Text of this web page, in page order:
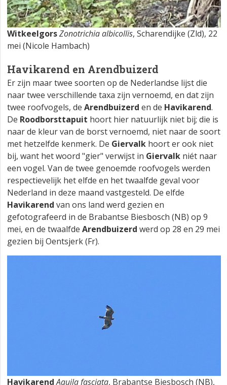
WitkeelgorsZonotrichia albicollis, Scharendijke (Zld), 22
mei (Nicole Hambach)
Havikarend en Arendbuizerd
Er zijn maar twee soorten op de Nederlandse lijst die
naar twee verschillende taxa zijn vernoemd, en dat zijn
twee roofvogels, de Arendbuizerd en de Havikarend.
De Roodborsttapuit hoort hier natuurlijk niet bij; die is
naar de kleur van de borst vernoemd, niet naar de soort
met hetzelfde kenmerk. De Giervalk hoort er ook niet
bij, want het woord "gier" verwijst in Giervalk niét naar
een vogel. Van de twee genoemde roofvogels werden
respectievelijk het elfde en het twaalfde geval voor
Nederland in deze maand vastgesteld. De elfde
Havikarend van ons land werd gezien en
gefotografeerd in de Brabantse Biesbosch (NB) op 9
mei, en de twaalfde Arendbuizerd werd op 28 en 29 mei
gezien bij Oentsjerk (Fr).
Havikarend Aquila fasciata, Brabantse Biesbosch (NB),